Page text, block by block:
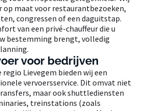
op maat voor restaurantbezoeken,
congressen of een daguitstap.
van een privé-chauffeur die u
bestemming brengt, volledig
voor bedrijven
regio Lievegem bieden wij een
vervoersservice. Dit omvat niet
maar ook shuttlediensten
treinstations (zoals